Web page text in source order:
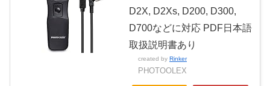
D2X, D2Xs, D200, D300,
D700などに対応 PDF日本語
取扱説明書あり
created by Rinker
PHOTOOLEX